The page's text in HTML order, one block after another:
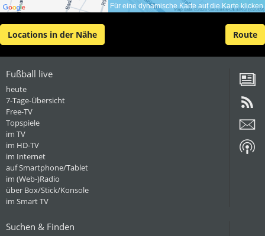
Für eine dynamische Karte auf die Karte klicken
Locations in der Nähe Route
Fußball live
heute
7-Tage-Übersicht
Free-TV
Topspiele
im TV
im HD-TV
im Internet
auf Smartphone/Tablet
im (Web-)Radio
über Box/Stick/Konsole
im Smart TV
Suchen & Finden